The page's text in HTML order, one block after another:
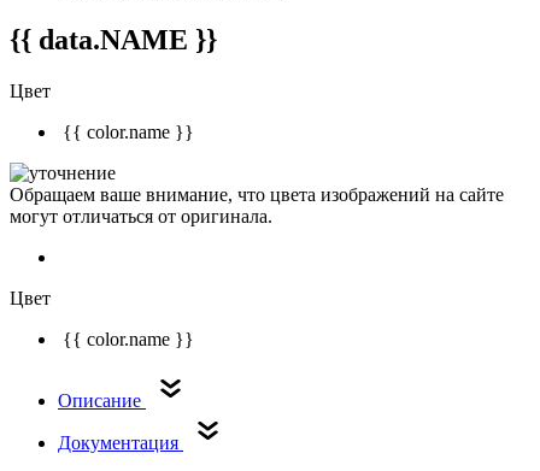
{{ data.NAME }}
Цвет
{{ color.name }}
Обращаем ваше внимание, что цвета изображений на сайте
могут отличаться от оригинала.
Цвет
{{ color.name }}
Описание
Документация